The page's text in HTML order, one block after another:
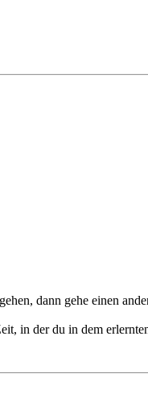
dann gehe einen
in der du in dem